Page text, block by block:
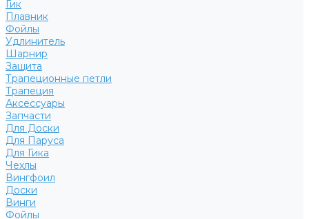
Гик
Плавник
Фойлы
Удлинитель
Шарнир
Защита
Трапеционные петли
Трапеция
Аксессуары
Запчасти
Для Доски
Для Паруса
Для Гика
Чехлы
Вингфоил
Доски
Винги
Фойлы